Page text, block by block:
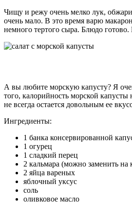
Чищу и режу очень мелко лук,
очень мало. В это время варю
немного тертого сыра. Блюдо
А вы любите морскую капусту? Я
того, калорийность морской капусты
не всегда остается довольным ее
Ингредиенты:
1 банка консервированной
1 огурец
1 сладкий перец
2 кальмара (можно заменить на
2 яйца вареных
яблочный уксус
соль
оливковое масло